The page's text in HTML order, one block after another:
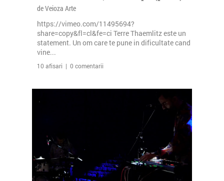
de Veioza Arte
https://vimeo.com/11495694?
share=copy&fl=cl&fe=ci Terre Thaemlitz este un
statement. Un om care te pune in dificultate cand
vine...
10 afisari | 0 comentarii